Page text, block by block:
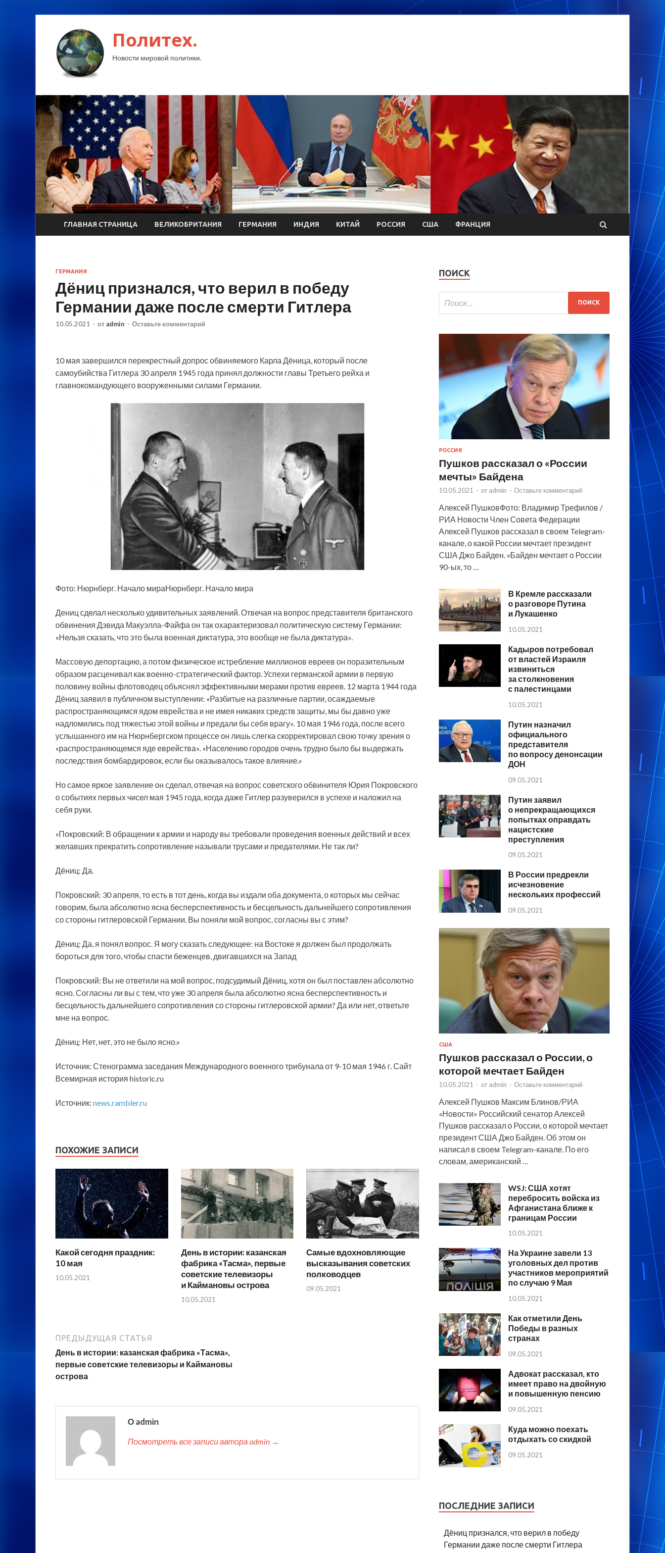
Политех.
Новости мировой политики.
ГЛАВНАЯ СТРАНИЦА ВЕЛИКОБРИТАНИЯ ГЕРМАНИЯ ИНДИЯ КИТАЙ РОССИЯ США ФРАНЦИЯ
ГЕРМАНИЯ
Дёниц признался, что верил в победу
Германии даже после смерти Гитлера
10.05.2021 - от admin - Оставьте комментарий
10 мая завершился перекрестный допрос обвиняемого Карла Дёница, который после
самоубийства Гитлера 30 апреля 1945 года принял должности главы Третьего рейха и
главнокомандующего вооруженными силами Германии.
Фото: Нюрнберг. Начало мираНюрнберг. Начало мира
Дениц сделал несколько удивительных заявлений. Отвечая на вопрос представителя британского
обвинения Дэвида Макуэлла-Файфа он так охарактеризовал политическую систему Германии:
«Нельзя сказать, что это была военная диктатура, это вообще не была диктатура».
Массовую депортацию, а потом физическое истребление миллионов евреев он поразительным
образом расценивал как военно-стратегический фактор. Успехи германской армии в первую
половину войны флотоводец объяснял эффективными мерами против евреев. 12 марта 1944 года
Дёниц заявил в публичном выступлении: «Разбитые на различные партии, осаждаемые
распространяющимся ядом еврейства и не имея никаких средств защиты, мы бы давно уже
надломились под тяжестью этой войны и предали бы себя врагу». 10 мая 1946 года, после всего
услышанного им на Нюрнбергском процессе он лишь слегка скорректировал свою точку зрения о
«распространяющемся яде еврейства». «Населению городов очень трудно было бы выдержать
последствия бомбардировок, если бы оказывалось такое влияние.»
Но самое яркое заявление он сделал, отвечая на вопрос советского обвинителя Юрия Покровского
о событиях первых чисел мая 1945 года, когда даже Гитлер разуверился в успехе и наложил на
себя руки.
«Покровский: В обращении к армии и народу вы требовали проведения военных действий и всех
желавших прекратить сопротивление называли трусами и предателями. Не так ли?
Дёниц: Да.
Покровский: 30 апреля, то есть в тот день, когда вы издали оба документа, о которых мы сейчас
говорим, была абсолютно ясна бесперспективность и бесцельность дальнейшего сопротивления
со стороны гитлеровской Германии. Вы поняли мой вопрос, согласны вы с этим?
Дёниц: Да, я понял вопрос. Я могу сказать следующее: на Востоке я должен был продолжать
бороться для того, чтобы спасти беженцев, двигавшихся на Запад
Покровский: Вы не ответили на мой вопрос, подсудимый Дёниц, хотя он был поставлен абсолютно
ясно. Согласны ли вы с тем, что уже 30 апреля была абсолютно ясна бесперспективность и
бесцельность дальнейшего сопротивления со стороны гитлеровской армии? Да или нет, ответьте
мне на вопрос.
Дёниц: Нет, нет, это не было ясно.»
Источник: Стенограмма заседания Международного военного трибунала от 9-10 мая 1946 г. Сайт
Всемирная история historic.ru
Источник: news.rambler.ru
ПОХОЖИЕ ЗАПИСИ
Какой сегодня праздник:
10 мая
10.05.2021
День в истории: казанская
фабрика «Тасма», первые
советские телевизоры
и Каймановы острова
10.05.2021
Самые вдохновляющие
высказывания советских
полководцев
09.05.2021
ПРЕДЫДУЩАЯ СТАТЬЯ
День в истории: казанская фабрика «Тасма»,
первые советские телевизоры и Каймановы
острова
О admin
Посмотреть все записи автора admin →
ПОИСК
РОССИЯ
Пушков рассказал о «России
мечты» Байдена
10.05.2021 - от admin - Оставьте комментарий
Алексей ПушковФото: Владимир Трефилов /
РИА Новости Член Совета Федерации
Алексей Пушков рассказал в своем Telegram-
канале, о какой России мечтает президент
США Джо Байден. «Байден мечтает о России
90-ых, то …
В Кремле рассказали
о разговоре Путина
и Лукашенко
10.05.2021
Кадыров потребовал
от властей Израиля
извиниться
за столкновения
с палестинцами
10.05.2021
Путин назначил
официального
представителя
по вопросу денонсации
ДОН
09.05.2021
Путин заявил
о непрекращающихся
попытках оправдать
нацистские
преступления
09.05.2021
В России предрекли
исчезновение
нескольких профессий
09.05.2021
США
Пушков рассказал о России, о
которой мечтает Байден
10.05.2021 - от admin - Оставьте комментарий
Алексей Пушков Максим Блинов/РИА
«Новости» Российский сенатор Алексей
Пушков рассказал о России, о которой мечтает
президент США Джо Байден. Об этом он
написал в своем Telegram-канале. По его
словам, американский …
WSJ: США хотят
перебросить войска из
Афганистана ближе к
границам России
10.05.2021
На Украине завели 13
уголовных дел против
участников мероприятий
по случаю 9 Мая
10.05.2021
Как отметили День
Победы в разных
странах
09.05.2021
Адвокат рассказал, кто
имеет право на двойную
и повышенную пенсию
09.05.2021
Куда можно поехать
отдыхать со скидкой
09.05.2021
ПОСЛЕДНИЕ ЗАПИСИ
Дёниц признался, что верил в победу
Германии даже после смерти Гитлера